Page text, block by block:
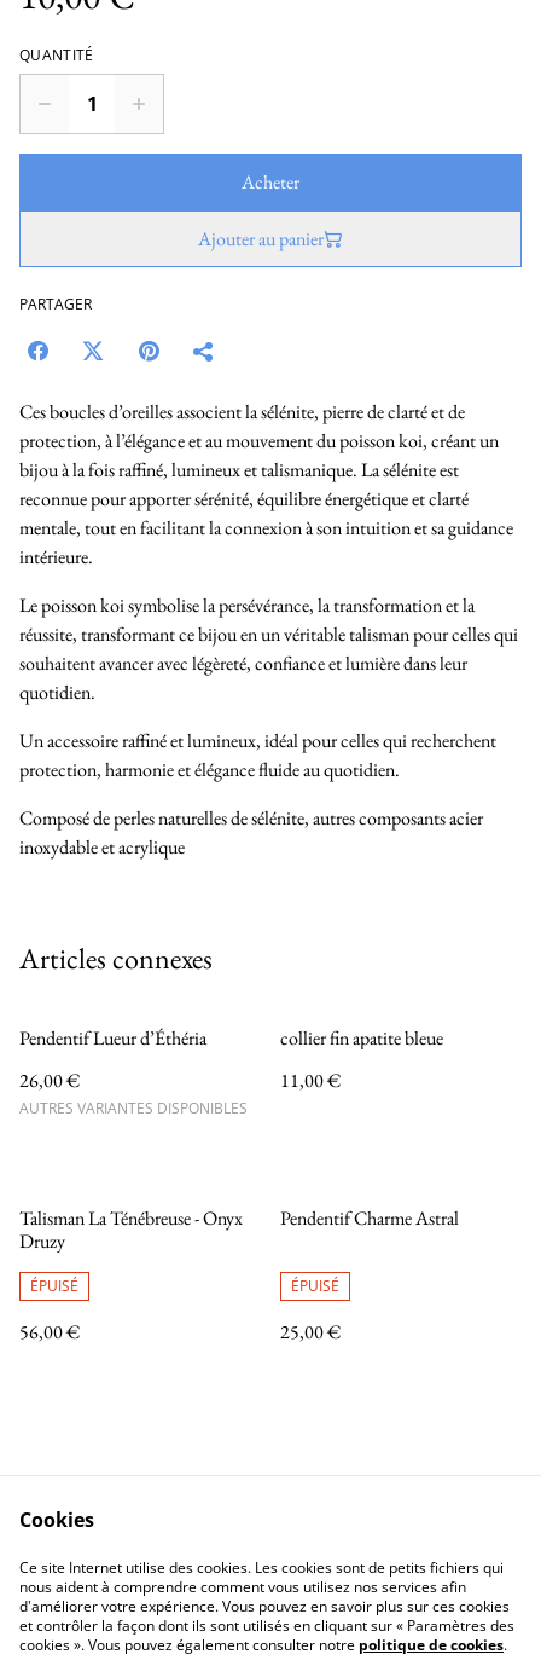
QUANTITÉ
Acheter
Ajouter au panier
PARTAGER
Ces boucles d’oreilles associent la sélénite, pierre de clarté et de
protection, à l’élégance et au mouvement du poisson koi, créant un
bijou à la fois raffiné, lumineux et talismanique. La sélénite est
reconnue pour apporter sérénité, équilibre énergétique et clarté
mentale, tout en facilitant la connexion à son intuition et sa guidance
intérieure.
Le poisson koi symbolise la persévérance, la transformation et la
réussite, transformant ce bijou en un véritable talisman pour celles qui
souhaitent avancer avec légèreté, confiance et lumière dans leur
quotidien.
Un accessoire raffiné et lumineux, idéal pour celles qui recherchent
protection, harmonie et élégance fluide au quotidien.
Composé de perles naturelles de sélénite, autres composants acier
inoxydable et acrylique
Articles connexes
Pendentif Lueur d’Éthéria
26,00 €
AUTRES VARIANTES DISPONIBLES
collier fin apatite bleue
11,00 €
Talisman La Ténébreuse - Onyx
Druzy
ÉPUISÉ
56,00 €
Pendentif Charme Astral
ÉPUISÉ
25,00 €
Contactez-nous
Conditions
Politique de confidentialité
Politique de cookies
Cookies
Ce site Internet utilise des cookies. Les cookies sont de petits fichiers qui
nous aident à comprendre comment vous utilisez nos services afin
d'améliorer votre expérience. Vous pouvez en savoir plus sur ces cookies
et contrôler la façon dont ils sont utilisés en cliquant sur « Paramètres des
cookies ». Vous pouvez également consulter notre politique de cookies.